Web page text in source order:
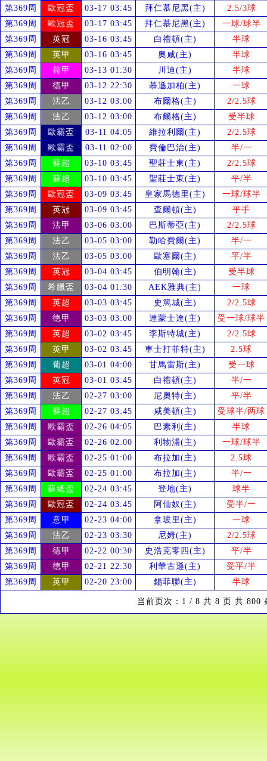
第369周
歐冠盃 03-17 03:45 拜仁慕尼黑(主)
2.5/3球
第369周
歐冠盃 03-17 03:45 拜仁慕尼黑(主)
一球/球半
第369周
英冠 03-16 03:45 白禮頓(主)
半球
第369周
英甲 03-16 03:45 奧咸(主)
半球
第369周
荷甲 03-13 01:30 川迪(主)
半球
第369周
德甲 03-12 22:30 慕遜加柏(主)
一球
第369周
法乙 03-12 03:00 布爾格(主)
2/2.5球
第369周
法乙 03-12 03:00 布爾格(主) 受半球
第369周
歐霸盃 03-11 04:05 維拉利爾(主)
2/2.5球
第369周
歐霸盃 03-11 02:00 費倫巴治(主)
半/一
第369周
蘇超 03-10 03:45 聖莊士東(主)
2/2.5球
第369周
蘇超 03-10 03:45 聖莊士東(主)
平/半
第369周
歐冠盃 03-09 03:45 皇家馬德里(主)
一球/球半
第369周
英冠 03-09 03:45 查爾頓(主)
平手
第369周
法甲 03-06 03:00 巴斯蒂亞(主)
2/2.5球
第369周
法乙 03-05 03:00 勒哈費爾(主)
半/一
第369周
法乙 03-05 03:00 歐塞爾(主)
平/半
第369周
英冠 03-04 03:45 伯明翰(主) 受半球
第369周
希臘盃 03-04 01:30 AEK雅典(主)
一球
第369周
英超 03-03 03:45 史篤城(主)
2/2.5球
第369周
德甲 03-03 03:00 達蒙士達(主) 受一球/球半
第369周
英超 03-02 03:45 李斯特城(主)
2/2.5球
第369周
英甲 03-02 03:45 車士打菲特(主)
2.5球
第369周
葡超 03-01 04:00 甘馬雷斯(主) 受一球
第369周
英冠 03-01 03:45 白禮頓(主)
半/一
第369周
法乙 02-27 03:00 尼奧特(主)
平/半
第369周
蘇超 02-27 03:45 咸美頓(主) 受球半/两球
第369周
歐霸盃 02-26 04:05 巴素利(主)
半球
第369周
歐霸盃 02-26 02:00 利物浦(主)
一球/球半
第369周
歐霸盃 02-25 01:00 布拉加(主)
2.5球
第369周
歐霸盃 02-25 01:00 布拉加(主)
半/一
第369周
蘇總盃 02-24 03:45 登地(主)
球半
第369周
歐冠盃 02-24 03:45 阿仙奴(主) 受半/一
第369周
意甲 02-23 04:00 拿玻里(主)
一球
第369周
法乙 02-23 03:30 尼姆(主)
2/2.5球
第369周
德甲 02-22 00:30 史浩克零四(主)
平/半
第369周
德甲 02-21 22:30 利華古遜(主) 受平/半
第369周
英甲 02-20 23:00 錫菲聯(主) 半球
当前页次：1 / 8 共 8 页 共